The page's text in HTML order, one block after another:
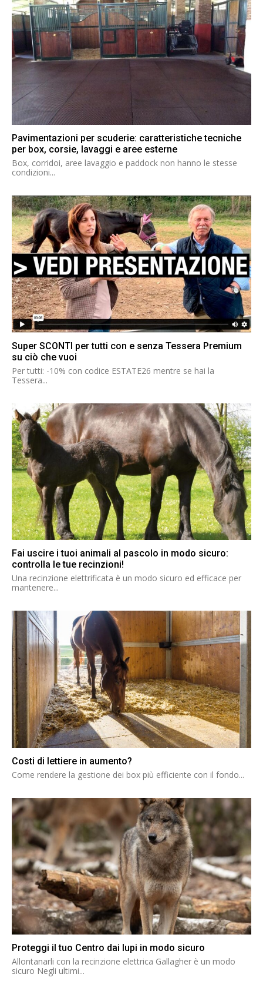
Pavimentazioni per scuderie: caratteristiche tecniche
per box, corsie, lavaggi e aree esterne
Box, corridoi, aree lavaggio e paddock non hanno le stesse
condizioni...
Super SCONTI per tutti con e senza Tessera Premium
su ciò che vuoi
Per tutti: -10% con codice ESTATE26 mentre se hai la
Tessera...
Fai uscire i tuoi animali al pascolo in modo sicuro:
controlla le tue recinzioni!
Una recinzione elettrificata è un modo sicuro ed efficace per
mantenere...
Costi di lettiere in aumento?
Come rendere la gestione dei box più efficiente con il fondo...
Proteggi il tuo Centro dai lupi in modo sicuro
Allontanarli con la recinzione elettrica Gallagher è un modo
sicuro Negli ultimi...